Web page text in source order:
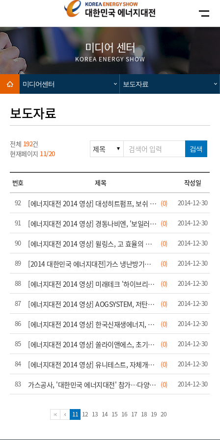
본문으로 가기
주메뉴로 가기
카피라이트로 가기
미디어 센터
KOREA ENERGY SHOW
미디어센터 보도자료
보도자료
검색
전체 192건
현재페이지 11/20
번호 제목 작성일
92 [에너지대전 2014 영상] 대성히트펌프, 보쉬 합작 신제품 선봬 (0) 2014-12-30
91 [에너지대전 2014 영상] 경동나비엔, '보일러 여기까지 왔다' (0) 2014-12-30
90 [에너지대전 2014 영상] 윌링스, 고 효율의 태양광 인버터 선봬 (0) 2014-12-30
89 [2014 대한민국 에너지대전]가스 냉난방기기 신기술 눈길 (0) 2014-12-30
88 [에너지대전 2014 영상] 미래테크 '하이브리드 가로등', 미국 진출 첫 발 (0) 2014-12-30
87 [에너지대전 2014 영상] AOGSYSTEM, 저탄소 온수 바닥 난방시스템 선봬 (0) 2014-12-30
86 [에너지대전 2014 영상] 한국신재생에너지, 정부인증 취득한 소형풍력발전기 선봬 (0) 2014-12-30
85 [에너지대전 2014 영상] 쏠라이앤에스, 초기설치 비용 없는 태양광 대여사업 (0) 2014-12-30
84 [에너지대전 2014 영상] 유니테스트, 자체개발한 태양광 인버터 선봬 (0) 2014-12-30
83 가스공사, '대한민국 에너지대전' 참가…다양한 연구개발 성과 소개 (0) 2014-12-30
11 12 13 14 15 16 17 18 19 20